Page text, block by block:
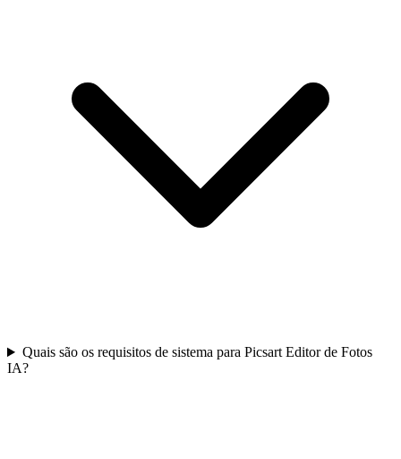
Quais são os requisitos de sistema para Picsart Editor de Fotos
IA?